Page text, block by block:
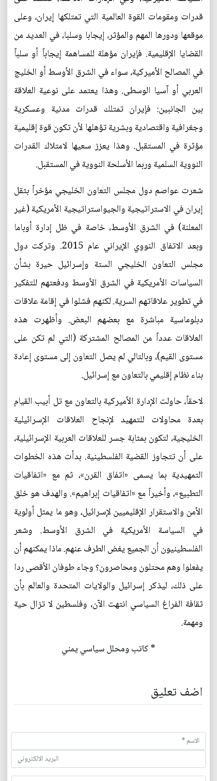
قدرات ومقومات القوة العالمية التي تمتلكها إيران، وعلى
موقعها ودورها المهم والمؤثر، إيجابا وسلبا، في العديد من
القضايا الإقليمية. فإيران مؤهلة للمساهمة إيجاباً أو سلباً
في المصالح الأميركية، سواء في الشرق الأوسط أو الخليج
العربي أو آسيا الوسطى. وهذا يعتمد على نوعية العلاقة
بين الجانبين: فإيران تمتلك قدرات مدنية وعسكرية
وجغرافية واقتصادية وبشرية تؤهلها لأن تكون قوة إقليمية
مؤثرة في المستقبل. وهذا يعزز سعيها لامتلاك القدرات
النووية السلمية وربما الأسلحة النووية في المستقبل.
شعرت عواصم دول مجلس التعاون الخليجي مؤخراً بثقل
إيران في الاستراتيجية والجيواستراتيجية الأمريكية (غير
المعلنة) في الشرق الأوسط، خاصة في ظل إدارة أوباما
وبعد الاتفاق النووي الإيراني عام 2015. وتركت دول
مجلس التعاون الخليجي الستة وإسرائيل حيرة بشأن
السياسات الأمريكية في الشرق الأوسط ودفعتهم للتفكير
في تطوير علاقاتهم السرية. لكنهم فشلوا في إقامة علاقات
دبلوماسية مباشرة مع بعضهم البعض. وأظهرت هذه
العلاقات عدداً من المصالح المشتركة (التي لم تكن على
مستوى القيم)، وبالتالي لم يصل التعاون إلى مستوى إعادة
بناء نظام إقليمي بالتعاون مع إسرائيل.
لاحقاً، حاولت الإدارة الأميركية بالتعاون مع تل أبيب القيام
بعدة محاولات للتمهيد لإنجاح العلاقات الإسرائيلية
الخليجية، لتكون بمثابة جسر للعلاقات العربية الإسرائيلية،
على أن تتجاوز القضية الفلسطينية. بدأت هذه الخطوات
التمهيدية بما يسمى «اتفاق القرن»، ثم مع «اتفاقيات
التطبيع»، وأخيراً مع «اتفاقيات إبراهيم». والهدف هو خلق
الأمن والاستقرار الإقليميين لإسرائيل، وهو ما يمثل أولوية
في السياسة الأمريكية في الشرق الأوسط. وشعر
الفلسطينيون أن الجميع يغض الطرف عنهم. ماذا يمكنهم أن
يفعلوا وهم محتلون ومحاصرون؟ وجاء طوفان الأقصى ردا
على ذلك، ليذكر إسرائيل والولايات المتحدة والعالم بأن
ثقافة الفراغ السياسي انتهت الآن، وفلسطين لا تزال حية
ومهمة.
* كاتب ومحلل سياسي يمني
اضف تعليق